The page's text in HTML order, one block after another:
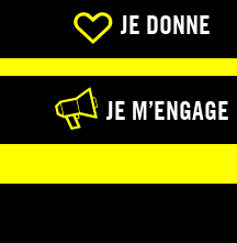
JE DONNE
JE M’ENGAGE